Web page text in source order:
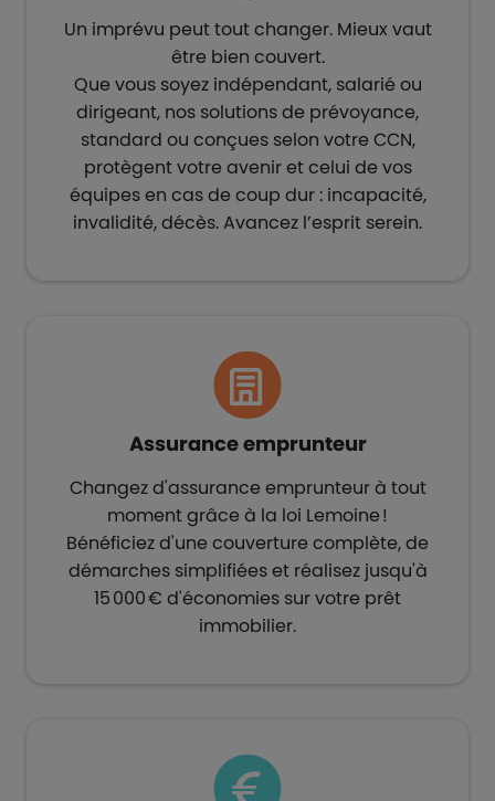
Un imprévu peut tout changer. Mieux vaut
être bien couvert.​
Que vous soyez indépendant, salarié ou
dirigeant, nos solutions de prévoyance,
standard ou conçues selon votre CCN,
protègent votre avenir et celui de vos
équipes en cas de coup dur : incapacité,
invalidité, décès. Avancez l’esprit serein.​
Assurance emprunteur​
Changez d'assurance emprunteur à tout
moment grâce à la loi Lemoine !
Bénéficiez d'une couverture complète, de
démarches simplifiées et réalisez jusqu'à
15 000 € d'économies sur votre prêt
immobilier.